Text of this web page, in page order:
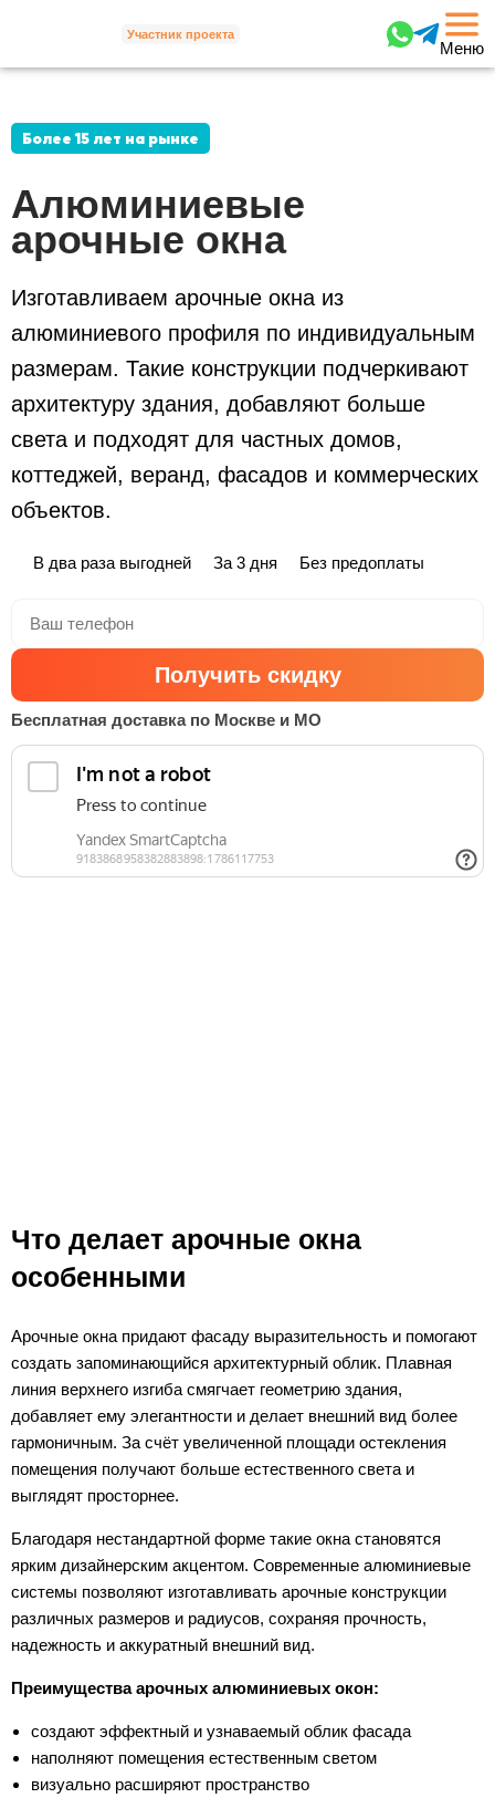
Участник проекта
Меню
Более 15 лет на рынке
Алюминиевые
арочные окна
Изготавливаем арочные окна из
алюминиевого профиля по индивидуальным
размерам. Такие конструкции подчеркивают
архитектуру здания, добавляют больше
света и подходят для частных домов,
коттеджей, веранд, фасадов и коммерческих
объектов.
В два раза выгодней За 3 дня Без предоплаты
Получить скидку
Бесплатная доставка по Москве и МО
Что делает арочные окна
особенными
Арочные окна придают фасаду выразительность и помогают
создать запоминающийся архитектурный облик. Плавная
линия верхнего изгиба смягчает геометрию здания,
добавляет ему элегантности и делает внешний вид более
гармоничным. За счёт увеличенной площади остекления
помещения получают больше естественного света и
выглядят просторнее.
Благодаря нестандартной форме такие окна становятся
ярким дизайнерским акцентом. Современные алюминиевые
системы позволяют изготавливать арочные конструкции
различных размеров и радиусов, сохраняя прочность,
надежность и аккуратный внешний вид.
Преимущества арочных алюминиевых окон:
создают эффектный и узнаваемый облик фасада
наполняют помещения естественным светом
визуально расширяют пространство